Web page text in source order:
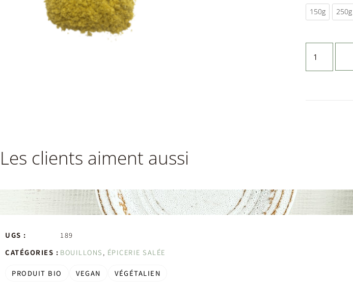
150g 250g
Les clients aiment aussi
UGS :
189
CATÉGORIES : BOUILLONS , ÉPICERIE SALÉE
PRODUIT BIO VEGAN VÉGÉTALIEN